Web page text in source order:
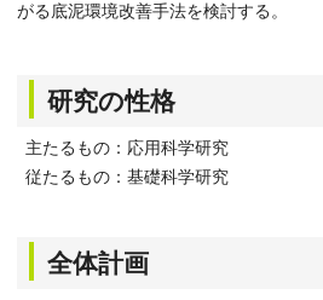
がる底泥環境改善手法を検討する。
研究の性格
主たるもの：応用科学研究
従たるもの：基礎科学研究
全体計画